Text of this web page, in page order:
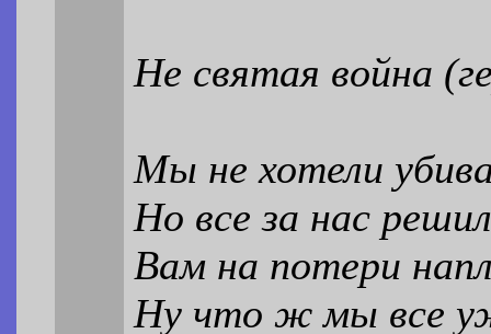
Не святая война
Мы не хотели
Но все за нас
Вам на потери
Ну что ж мы все